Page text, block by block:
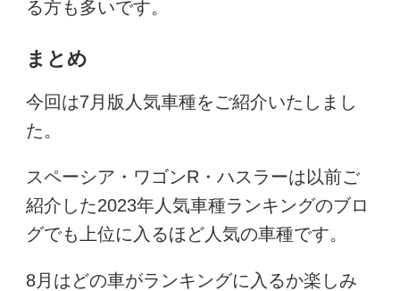
る方も多いです。
まとめ
今回は7月版人気車種をご紹介いたしまし
た。
スペーシア・ワゴンR・ハスラーは以前ご
紹介した2023年人気車種ランキングのブロ
グでも上位に入るほど人気の車種です。
8月はどの車がランキングに入るか楽しみ